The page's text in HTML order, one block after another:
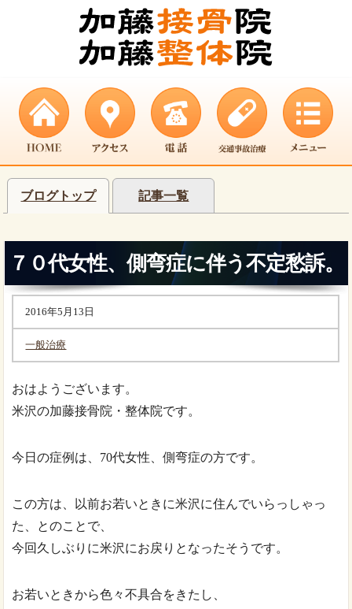
ブログトップ 記事一覧
７０代女性、側弯症に伴う不定愁訴。
2016年5月13日
一般治療
おはようございます。
米沢の加藤接骨院・整体院です。
今日の症例は、70代女性、側弯症の方です。
この方は、以前お若いときに米沢に住んでいらっしゃっ
た、とのことで、
今回久しぶりに米沢にお戻りとなったそうです。
お若いときから色々不具合をきたし、